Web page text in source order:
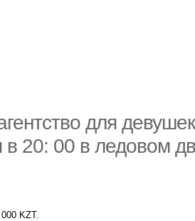
для
в 20: 00 в ледовом
KZT.